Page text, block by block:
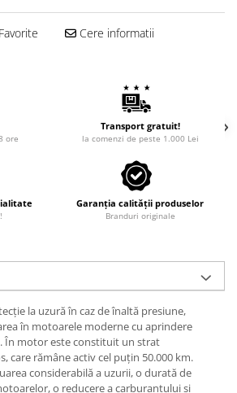
Cere informatii
ore
Transport gratuit!
la comenzi de peste 1.000 Lei
Garanția calității produselor
Branduri originale
la uzură în caz de înaltă presiune,
în motoarele moderne cu aprindere
În motor este constituit un strat
care rămâne activ cel puţin 50.000 km.
considerabilă a uzurii, o durată de
o reducere a carburantului şi